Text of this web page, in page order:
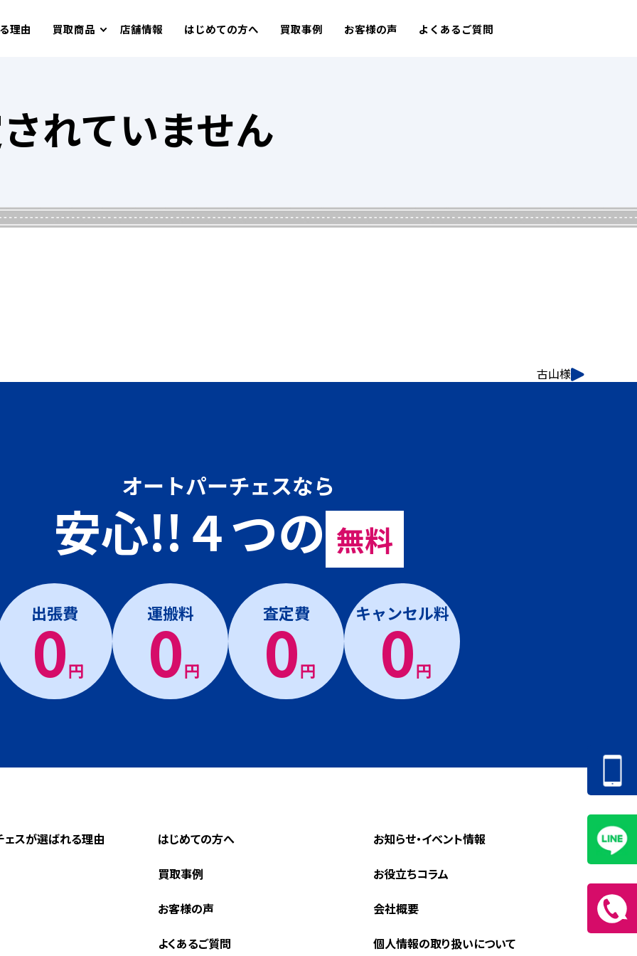
理由 買取商品 店舗情報 はじめての方へ 買取事例 お客様の声 よくあるご質問
れていません
古山様
オートパーチェスなら
安心!!４つの 無料
出張費
0円
運搬料
0円
査定費
0円
キャンセル料
0円
ェスが選ばれる理由 はじめての方へ
買取事例
お客様の声
よくあるご質問
お知らせ・イベント情報
お役立ちコラム
会社概要
個人情報の取り扱いについて